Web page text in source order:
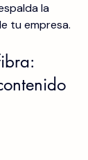
la
tu empresa.